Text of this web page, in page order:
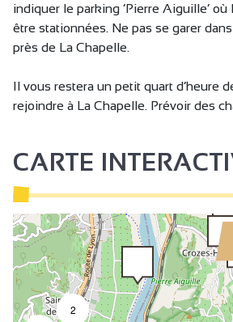
indiquer le parking ‘Pierre Aiguille’
être stationnées. Ne pas se garer
près de La Chapelle.
Il vous restera un petit quart d’heure
rejoindre à La Chapelle. Prévoir des
CARTE
2